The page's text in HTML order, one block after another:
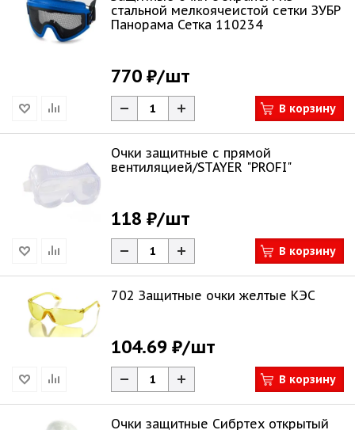
стальной мелкоячеистой сетки ЗУБР
Панорама Сетка 110234
770 ₽/шт
В корзину
Очки защитные с прямой
вентиляцией/STAYER "PROFI"
118 ₽/шт
В корзину
702 Защитные очки желтые КЭС
104.69 ₽/шт
В корзину
Очки защитные Сибртех открытый